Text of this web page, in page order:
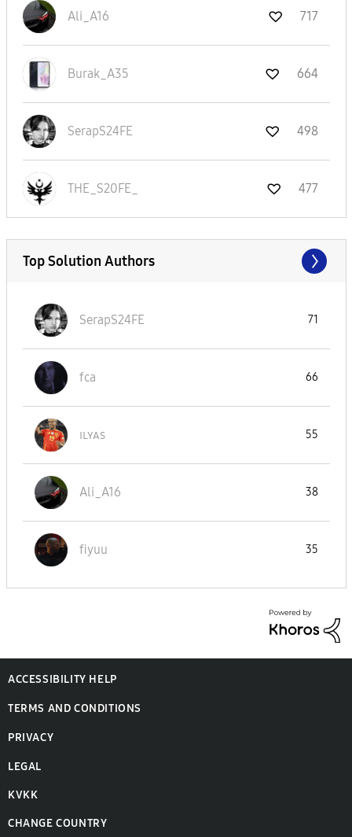
Ali_A16 717
Burak_A35 664
SerapS24FE 498
THE_S20FE_ 477
Top Solution Authors
SerapS24FE 71
fca 66
ɪʟʏᴀs 55
Ali_A16 38
fiyuu 35
ACCESSIBILITY HELP
TERMS AND CONDITIONS
PRIVACY
LEGAL
KVKK
CHANGE COUNTRY